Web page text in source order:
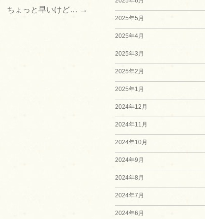
ちょっと早いけど… →
2025年5月
2025年4月
2025年3月
2025年2月
2025年1月
2024年12月
2024年11月
2024年10月
2024年9月
2024年8月
2024年7月
2024年6月